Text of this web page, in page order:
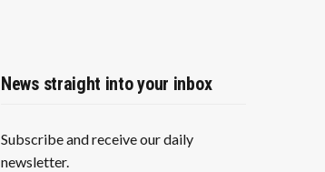
News straight into your inbox
Subscribe and receive our daily
newsletter.